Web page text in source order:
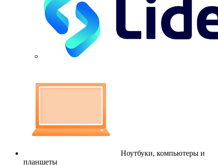
Ноутбуки, компьютеры и
планшеты